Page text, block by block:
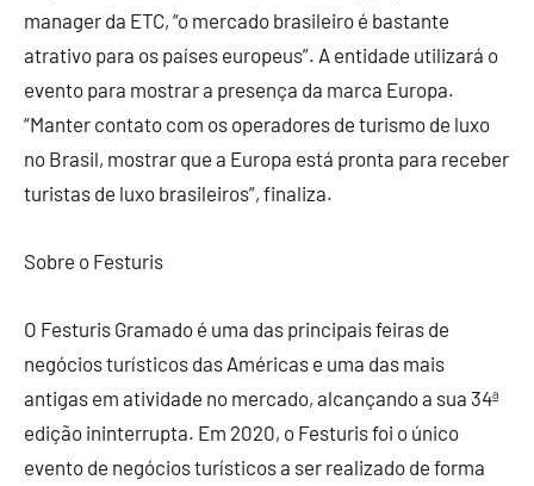
manager da ETC, “o mercado brasileiro é bastante
atrativo para os países europeus”. A entidade utilizará o
evento para mostrar a presença da marca Europa.
“Manter contato com os operadores de turismo de luxo
no Brasil, mostrar que a Europa está pronta para receber
turistas de luxo brasileiros”, finaliza.
Sobre o Festuris
O Festuris Gramado é uma das principais feiras de
negócios turísticos das Américas e uma das mais
antigas em atividade no mercado, alcançando a sua 34ª
edição ininterrupta. Em 2020, o Festurisfoi o único
evento de negócios turísticos a ser realizado de forma